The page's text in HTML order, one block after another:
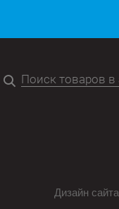
Дизайн сайта